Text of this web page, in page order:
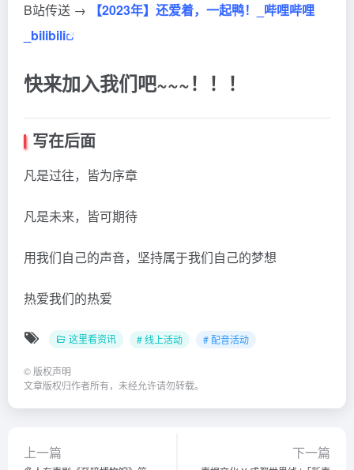
B站传送 →
【2023年】还爱着，一起鸭！_哔哩哔哩
_bilibili
快来加入我们吧~~~！！！
写在后面
凡是过往，皆为序章
凡是未来，皆可期待
用我们自己的声音，坚持属于我们自己的梦想
热爱我们的热爱
这里看资讯 # 线上活动 # 配音活动
© 版权声明
文章版权归作者所有，未经允许请勿转载。
上一篇 下一篇